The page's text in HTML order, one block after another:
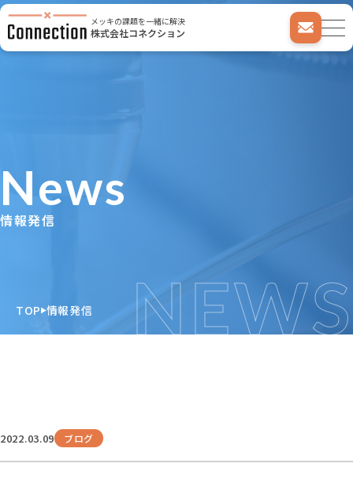
メッキの課題を一緒に解決
株式会社コネクション
NEWS
News
情報発信
TOP 情報発信
2022.03.09 ブログ